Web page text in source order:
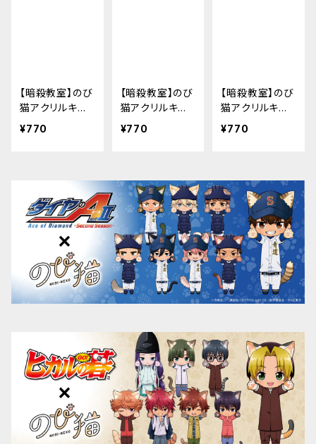
【暗殺教室】のび
猫アクリルキー
ホルダー（潮田
¥770
【暗殺教室】のび
猫アクリルキー
ホルダー（杉野
¥770
【暗殺教室】のび
猫アクリルキー
ホルダー（千葉
¥770